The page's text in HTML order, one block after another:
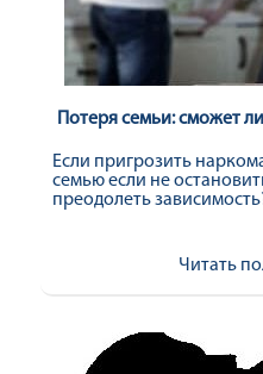
Потеря семьи: сможет
Если пригрозить
семью если не
преодолеть
Читать